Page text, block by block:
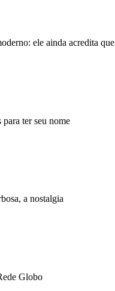
ele ainda acredita que
ter seu nome
a nostalgia
Globo